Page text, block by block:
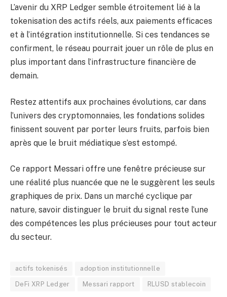
L’avenir du XRP Ledger semble étroitement lié à la
tokenisation des actifs réels, aux paiements efficaces
et à l’intégration institutionnelle. Si ces tendances se
confirment, le réseau pourrait jouer un rôle de plus en
plus important dans l’infrastructure financière de
demain.
Restez attentifs aux prochaines évolutions, car dans
l’univers des cryptomonnaies, les fondations solides
finissent souvent par porter leurs fruits, parfois bien
après que le bruit médiatique s’est estompé.
Ce rapport Messari offre une fenêtre précieuse sur
une réalité plus nuancée que ne le suggèrent les seuls
graphiques de prix. Dans un marché cyclique par
nature, savoir distinguer le bruit du signal reste l’une
des compétences les plus précieuses pour tout acteur
du secteur.
actifs tokenisés adoption institutionnelle
DeFi XRP Ledger Messari rapport RLUSD stablecoin